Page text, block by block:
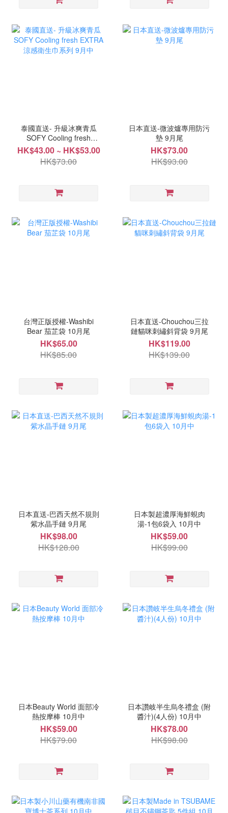
泰國直送- 升級冰爽青瓜
SOFY Cooling fresh
EXTRA 涼感衛生巾系列 9
月中
HK$43.00 ~ HK$53.00
HK$73.00
日本直送-微波爐專用防污
墊 9月尾
HK$73.00
HK$93.00
台灣正版授權-Washibi
Bear 茄芷袋 10月尾
HK$65.00
HK$85.00
日本直送-Chouchou三拉
鏈貓咪刺繡斜背袋 9月尾
HK$119.00
HK$139.00
日本直送-巴西天然不規則
紫水晶手鏈 9月尾
HK$98.00
HK$128.00
日本製超濃厚海鮮蜆肉
湯-1包6袋入 10月中
HK$59.00
HK$99.00
日本Beauty World 面部冷
熱按摩棒 10月中
HK$59.00
HK$79.00
日本讚岐半生烏冬禮盒 (附
醬汁)(4人份) 10月中
HK$78.00
HK$98.00